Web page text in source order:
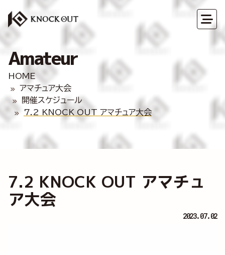
Amateur
HOME
アマチュア大会
開催スケジュール
7.2 KNOCK OUT アマチュア大会
7.2 KNOCK OUT アマチュ
ア大会
2023.07.02